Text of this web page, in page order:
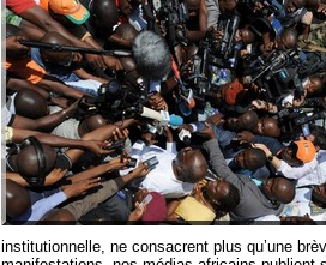
institutionnelle, ne consacrent plus qu’une